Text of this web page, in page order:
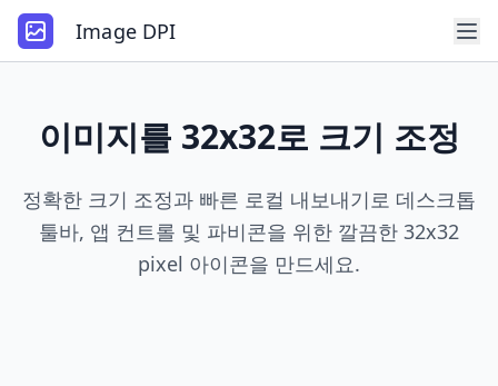
Image DPI
이미지를 32x32로 크기 조정
정확한 크기 조정과 빠른 로컬 내보내기로 데스크톱
툴바, 앱 컨트롤 및 파비콘을 위한 깔끔한 32x32
pixel 아이콘을 만드세요.